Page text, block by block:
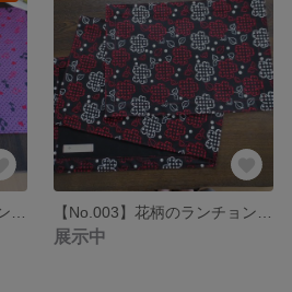
展示中